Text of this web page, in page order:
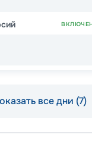
все дни (7)